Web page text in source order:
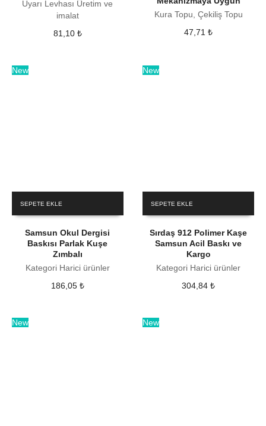
Uyarı Levhası Üretim ve
imalat
81,10 ₺
Kura Topu, Çekiliş Topu
47,71₺
New
SEPETE EKLE
Samsun Okul Dergisi
Baskısı Parlak Kuşe
Zımbalı
Kategori Harici ürünler
186,05 ₺
New
SEPETE EKLE
Sırdaş 912 Polimer Kaşe
Samsun Acil Baskı ve
Kargo
Kategori Harici ürünler
304,84₺
New New